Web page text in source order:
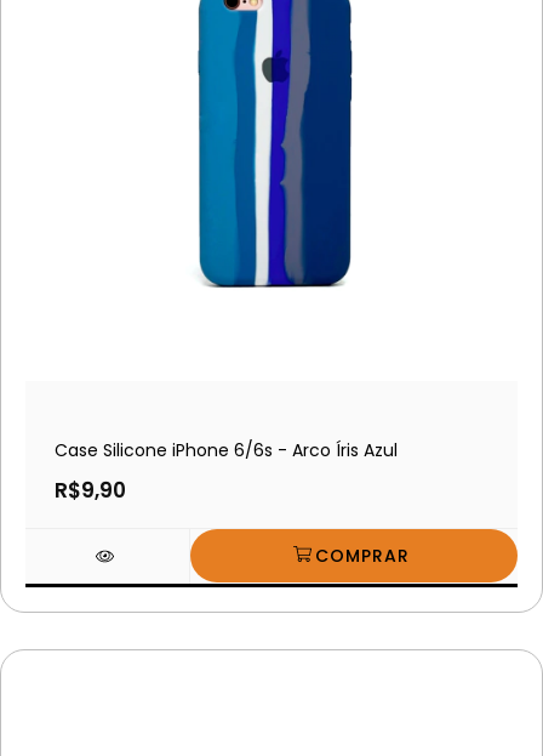
Case Silicone iPhone 6/6s - Arco Íris Azul
R$9,90